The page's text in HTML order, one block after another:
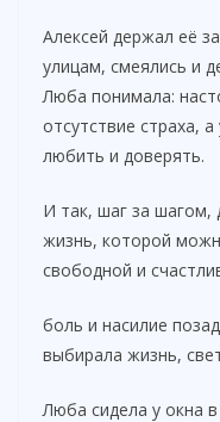
Алексей держал её
улицам, смеялись и
Люба понимала:
отсутствие страха,
любить и доверять.
И так, шаг за шагом,
жизнь, которой
свободной и
боль и насилие
выбирала жизнь,
Люба сидела у окна